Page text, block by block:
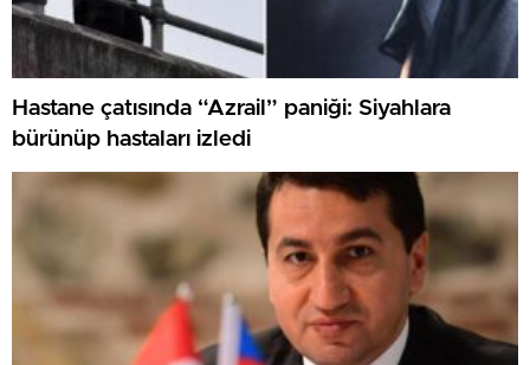
Hastane çatısında “Azrail” paniği: Siyahlara
bürünüp hastaları izledi